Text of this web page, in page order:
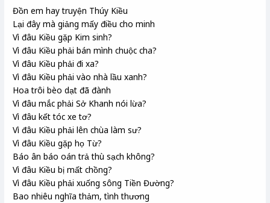
Đồn em hay truyện Thúy Kiều
Lại đây mà giảng mấy điều cho minh
Vì đâu Kiều gặp Kim sinh?
Vì đâu Kiều phải bán mình chuộc cha?
Vì đâu Kiều phải đi xa?
Vì đâu Kiều phải vào nhà lầu xanh?
Hoa trôi bèo dạt đã đành
Vì đâu mắc phải Sở Khanh nói lừa?
Vì đâu kết tóc xe tơ?
Vì đâu Kiều phải lên chùa làm sư?
Vì đâu Kiều gặp họ Từ?
Báo ân báo oán trả thù sạch không?
Vì đâu Kiều bị mất chồng?
Vì đâu Kiều phải xuống sông Tiền Đường?
Bao nhiêu nghĩa thảm, tình thương